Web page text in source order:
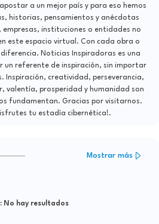
a un mejor país y para eso hemos
historias, pensamientos y anécdotas
empresas, instituciones o entidades no
este espacio virtual. Con cada obra o
Noticias Inspiradoras es una
un referente de inspiración, sin importar
Inspiración, creatividad, perseverancia,
valentía, prosperidad y humanidad son
fundamentan. Gracias por visitarnos.
tu estadía cibernética!.
Mostrar más
No hay resultados